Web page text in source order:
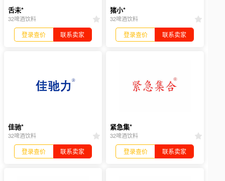
舌未*
32啤酒饮料
登录查价 联系卖家
猪小*
32啤酒饮料
登录查价 联系卖家
佳驰*
32啤酒饮料
登录查价 联系卖家
紧急集*
32啤酒饮料
登录查价 联系卖家